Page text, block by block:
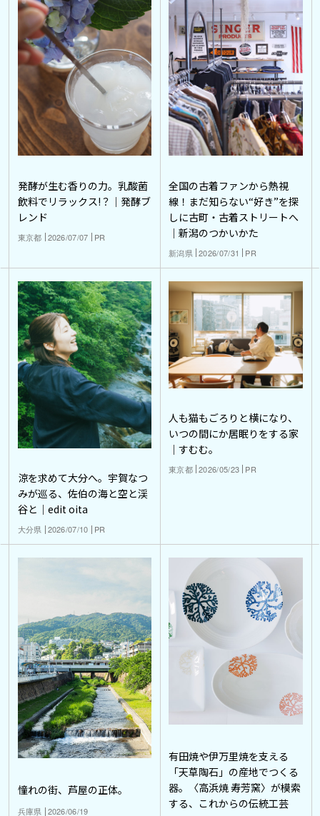
発酵が生む香りの力。乳酸菌
飲料でリラックス!？｜発酵ブ
レンド
東京都 2026/07/07 PR
全国の古着ファンから熱視
線！まだ知らない“好き”を探
しに古町・古着ストリートへ
｜新潟のつかいかた
新潟県 2026/07/31 PR
涼を求めて大分へ。宇賀なつ
みが巡る、佐伯の海と空と渓
谷と｜edit oita
大分県 2026/07/10 PR
人も猫もごろりと横になり、
いつの間にか居眠りをする家
｜すむむ。
東京都 2026/05/23 PR
憧れの街、芦屋の正体。
兵庫県 2026/06/19
有田焼や伊万里焼を支える
「天草陶石」の産地でつくる
器。〈高浜焼 寿芳窯〉が模索
する、これからの伝統工芸